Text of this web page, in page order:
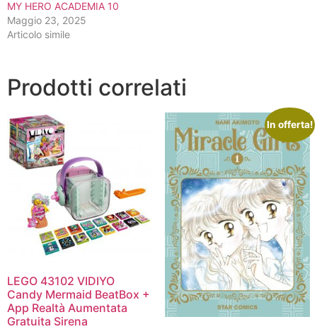
MY HERO ACADEMIA 10
Maggio 23, 2025
Articolo simile
Prodotti correlati
LEGO 43102 VIDIYO
Candy Mermaid BeatBox +
App Realtà Aumentata
Gratuita Sirena
In offerta!